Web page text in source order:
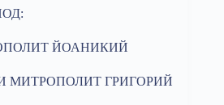
ЙОАНИКИЙ
МИТРОПОЛИТ ГРИГОРИЙ